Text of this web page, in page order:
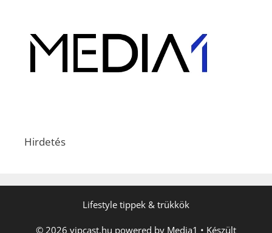
Hirdetés
Lifestyle tippek & trükkök
© 2026 vipcast.hu powered by Media1 • Készült